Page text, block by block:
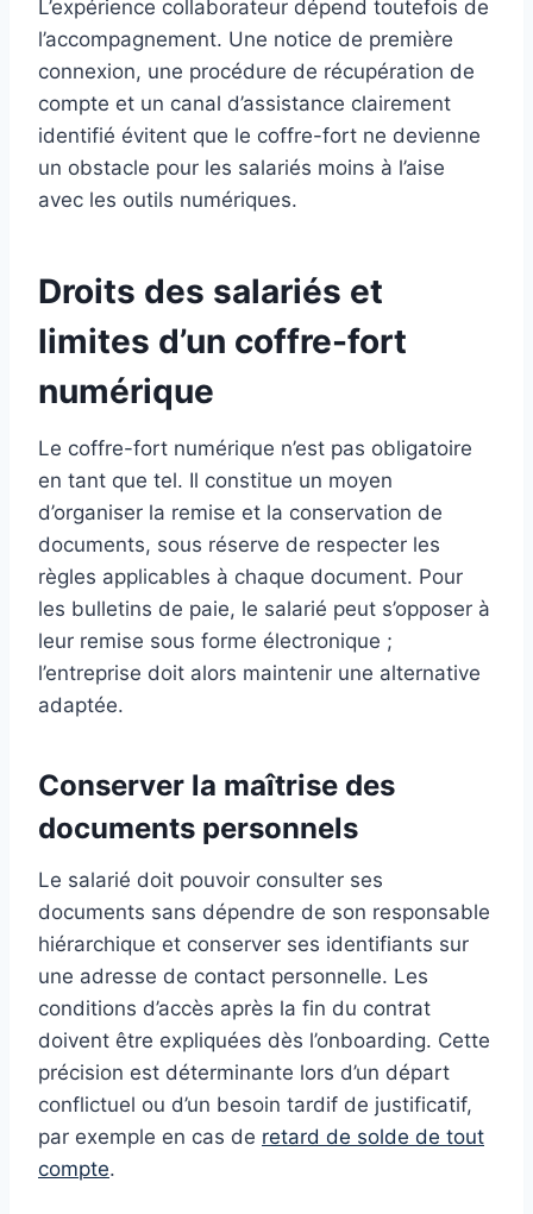
L’expérience collaborateur dépend toutefois de
l’accompagnement. Une notice de première
connexion, une procédure de récupération de
compte et un canal d’assistance clairement
identifié évitent que le coffre-fort ne devienne
un obstacle pour les salariés moins à l’aise
avec les outils numériques.
Droits des salariés et
limites d’un coffre-fort
numérique
Le coffre-fort numérique n’est pas obligatoire
en tant que tel. Il constitue un moyen
d’organiser la remise et la conservation de
documents, sous réserve de respecter les
règles applicables à chaque document. Pour
les bulletins de paie, le salarié peut s’opposer à
leur remise sous forme électronique ;
l’entreprise doit alors maintenir une alternative
adaptée.
Conserver la maîtrise des
documents personnels
Le salarié doit pouvoir consulter ses
documents sans dépendre de son responsable
hiérarchique et conserver ses identifiants sur
une adresse de contact personnelle. Les
conditions d’accès après la fin du contrat
doivent être expliquées dès l’onboarding. Cette
précision est déterminante lors d’un départ
conflictuel ou d’un besoin tardif de justificatif,
par exemple en cas de retard de solde de tout
compte.